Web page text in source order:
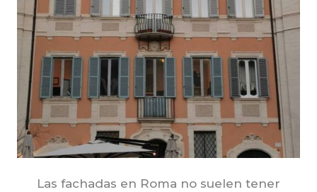
Las fachadas en Roma no suelen tener